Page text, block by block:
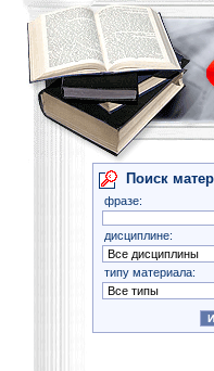
Поиск
фразе:
дисциплине:
типу материала: